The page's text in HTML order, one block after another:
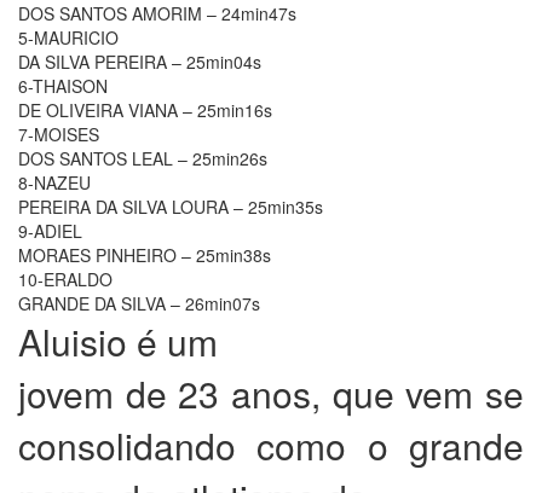
DOS SANTOS AMORIM – 24min47s
5-MAURICIO
DA SILVA PEREIRA – 25min04s
6-THAISON
DE OLIVEIRA VIANA – 25min16s
7-MOISES
DOS SANTOS LEAL – 25min26s
8-NAZEU
PEREIRA DA SILVA LOURA – 25min35s
9-ADIEL
MORAES PINHEIRO – 25min38s
10-ERALDO
GRANDE DA SILVA – 26min07s
Aluisio é um
jovem de 23 anos, que vem se
consolidando como o grande